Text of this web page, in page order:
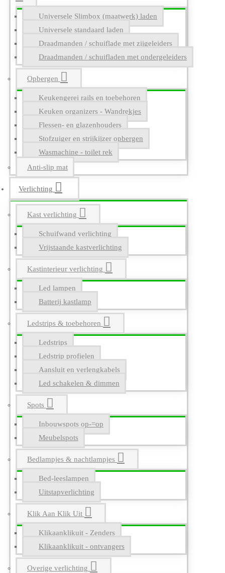
Universele Slimbox (maatwerk) laden
Universele standaard laden
Draadmanden / schuiflade met zijgeleiders
Draadmanden / schuifladen met ondergeleiders
Opbergen
Keukengerei rails en toebehoren
Keuken organizers - Wandrekjes
Flessen- en glazenhouders
Stofzuiger en strijkijzer opbergen
Wasmachine - toilet rek
Anti-slip mat
Verlichting
Kast verlichting
Schuifwand verlichting
Vrijstaande kastverlichting
Kastinterieur verlichting
Led lampen
Batterij kastlamp
Ledstrips & toebehoren
Ledstrips
Ledstrip profielen
Aansluit en verlengkabels
Led schakelen & dimmen
Spots
Inbouwspots op-=op
Meubelspots
Bedlampjes & nachtlampjes
Bed-leeslampen
Uitstapverlichting
Klik Aan Klik Uit
Klikaanklikuit - Zenders
Klikaanklikuit - ontvangers
Overige verlichting